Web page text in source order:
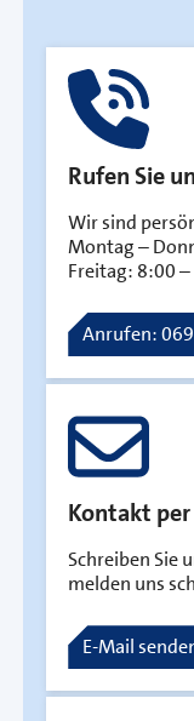
Rufen Sie
Wir sind
Montag –
Freitag: 8:00
Anrufen:
Kontakt
Schreiben Sie
melden uns
E-Mail